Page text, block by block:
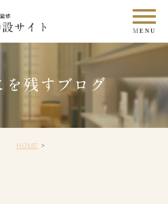
を残すブログ
HOME